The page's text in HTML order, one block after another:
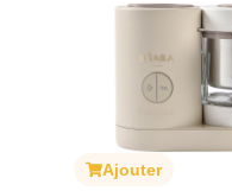
Ajouter